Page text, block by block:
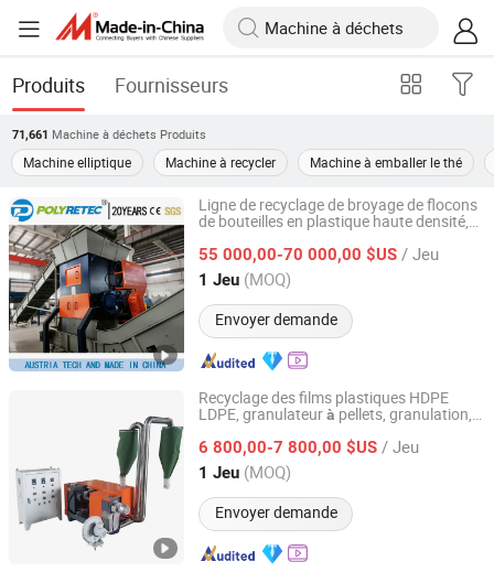
Produits Fournisseurs
71,661 Machine à déchets Produits
Machine elliptique Machine à recycler Machine à emballer le thé
Ligne de recyclage de broyage de flocons
de bouteilles en plastique haute densité,
de polyéthylène, de polypropylène, de
polyéthylène basse densité et linéaire,
machinede lavage et de granulation
55 000,00-70 000,00 $US / Jeu
1 Jeu (MOQ)
Envoyer demande
Suzhou Polytec Machine Co., Ltd.
Jiangsu, China Depuis 2022
Recyclage des films plastiques HDPE
LDPE, granulateurà pellets, granulation,
machinede déchiquetage
6 800,00-7 800,00 $US / Jeu
1 Jeu (MOQ)
Envoyer demande
Dongguan Shunxiang Plastic Machinery Co., Ltd.
Guangdong, China Depuis 2023